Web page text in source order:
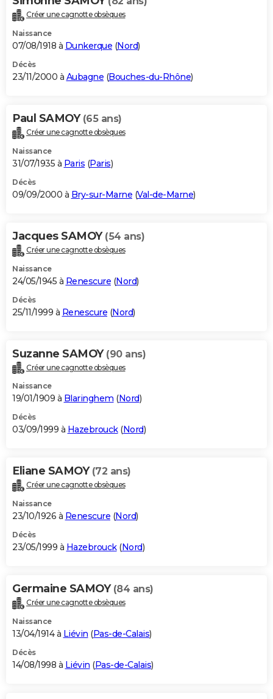
Créer une cagnotte obsèques
Naissance
07/08/1918 à Dunkerque (Nord)
Décès
23/11/2000 à Aubagne (Bouches-du-Rhône)
Paul SAMOY (65 ans)
Créer une cagnotte obsèques
Naissance
31/07/1935 à Paris (Paris)
Décès
09/09/2000 à Bry-sur-Marne (Val-de-Marne)
Jacques SAMOY (54 ans)
Créer une cagnotte obsèques
Naissance
24/05/1945 à Renescure (Nord)
Décès
25/11/1999 à Renescure (Nord)
Suzanne SAMOY (90 ans)
Créer une cagnotte obsèques
Naissance
19/01/1909 à Blaringhem (Nord)
Décès
03/09/1999 à Hazebrouck(Nord)
Eliane SAMOY (72 ans)
Créer une cagnotte obsèques
Naissance
23/10/1926 à Renescure (Nord)
Décès
23/05/1999 à Hazebrouck(Nord)
Germaine SAMOY (84 ans)
Créer une cagnotte obsèques
Naissance
13/04/1914 à Liévin (Pas-de-Calais)
Décès
14/08/1998 à Liévin (Pas-de-Calais)